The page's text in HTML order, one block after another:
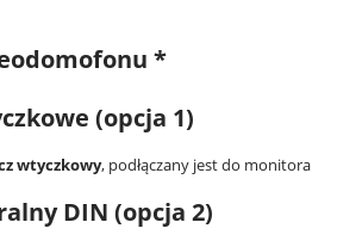
*
(opcja 1)
wtyczkowy, podłączany jest do monitora
DIN (opcja 2)